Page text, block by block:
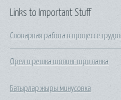
Links to Important Stuff
Словарная работа в процессе
Орел и решка шопинг шри ланка
Батырлар жыры минусовка